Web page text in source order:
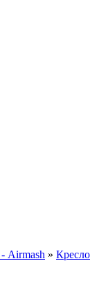
Airmash » Кресло